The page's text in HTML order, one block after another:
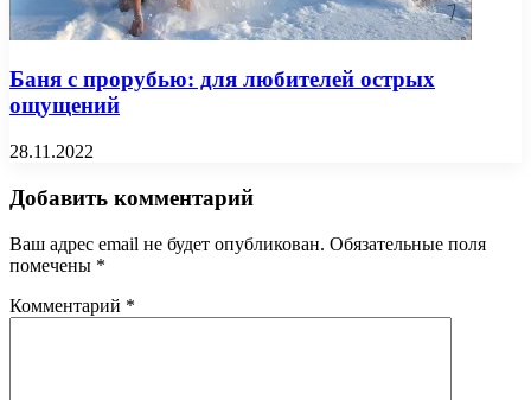
Баня с прорубью: для любителей острых
ощущений
28.11.2022
Добавить комментарий
Ваш адрес email не будет опубликован. Обязательные поля
помечены *
Комментарий *